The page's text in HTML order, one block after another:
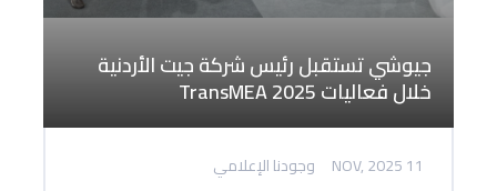
جيوشي تستقبل رئيس شركة جيت الأردنية
خلال فعاليات TransMEA 2025
11 NOV, 2025 وجودنا الإعلامي